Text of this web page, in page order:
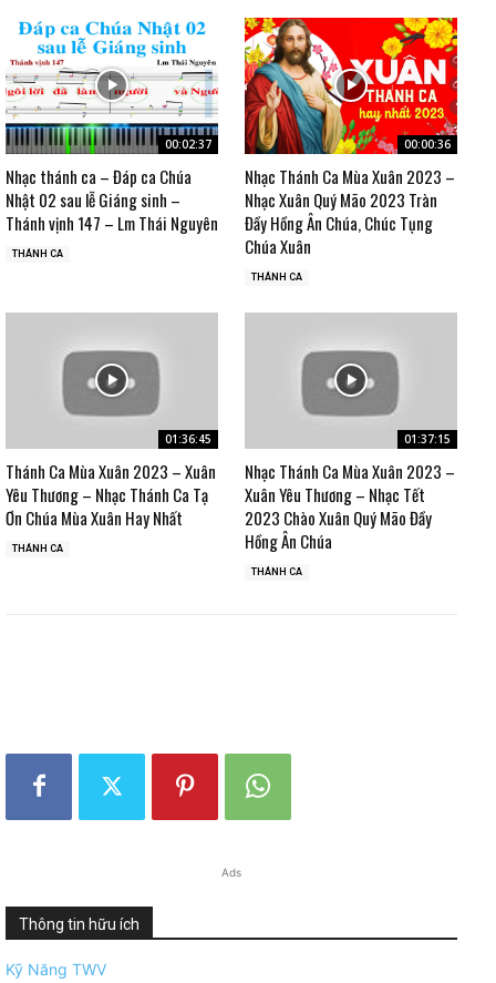
00:02:37
Nhạc thánh ca – Đáp ca Chúa
Nhật 02 sau lễ Giáng sinh –
Thánh vịnh 147 – Lm Thái Nguyên
THÁNH CA
00:00:36
Nhạc Thánh Ca Mùa Xuân 2023 –
Nhạc Xuân Quý Mão 2023 Tràn
Đầy Hồng Ân Chúa, Chúc Tụng
Chúa Xuân
THÁNH CA
01:36:45
Thánh Ca Mùa Xuân 2023 – Xuân
Yêu Thương – Nhạc Thánh Ca Tạ
Ơn Chúa Mùa Xuân Hay Nhất
THÁNH CA
01:37:15
Nhạc Thánh Ca Mùa Xuân 2023 –
Xuân Yêu Thương – Nhạc Tết
2023 Chào Xuân Quý Mão Đầy
Hồng Ân Chúa
THÁNH CA
Ads
Thông tin hữu ích
Kỹ Năng TWV